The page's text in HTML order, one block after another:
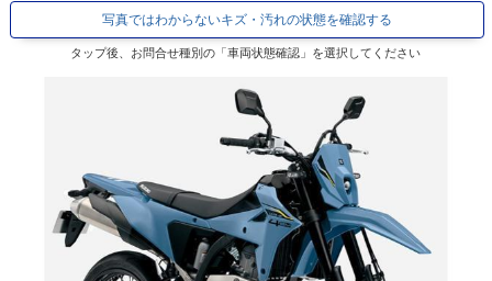
写真ではわからないキズ・汚れの状態を確認する
タップ後、お問合せ種別の「車両状態確認」を選択してください